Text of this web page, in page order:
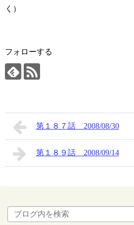
く）
フォローする
第１８７話 2008/08/30
第１８９話 2008/09/14